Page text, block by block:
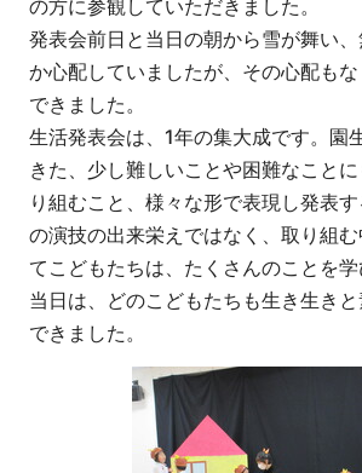
の方に参観していただきました。
発表会前日と当日の朝から雪が舞い
か心配していましたが、その心配も
できました。
生活発表会は、1年の集大成です。園
きた、少し難しいことや困難なこと
り組むこと、様々な形で表現し発表
の演技の出来栄えではなく、取り組
てこどもたちは、たくさんのことを学
当日は、どのこどもたちも生き生き
できました。